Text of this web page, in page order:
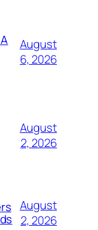
August
6, 2026
August
2, 2026
August
2, 2026